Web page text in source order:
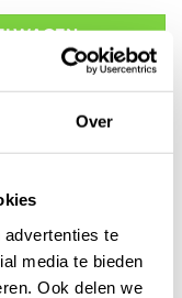
Over
te
media te bieden
Ook delen we